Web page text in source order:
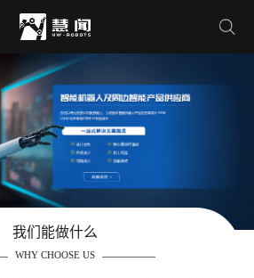
我们能做什么
WHY CHOOSE US